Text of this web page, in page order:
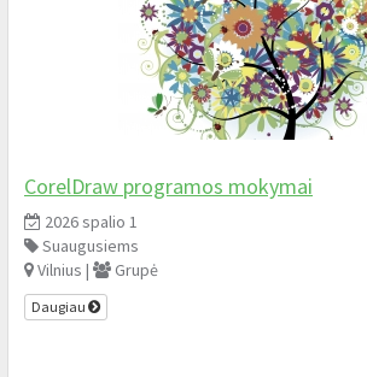
CorelDraw programos mokymai
2026 spalio 1
Suaugusiems
Vilnius |
Grupė
Daugiau